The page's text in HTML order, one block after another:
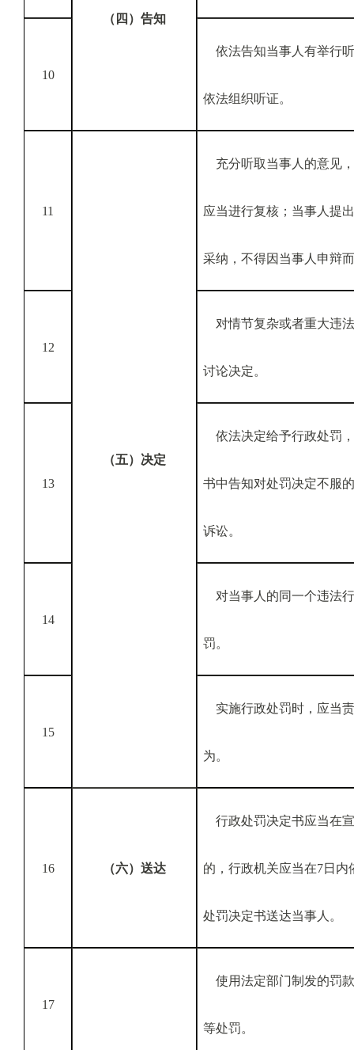
（四）告知
10
依法告知当事人有举行
依法组织听证。
11
（五）决定
充分听取当事人的意见
应当进行复核；当事人提
采纳，不得因当事人申辩
12
对情节复杂或者重大违
讨论决定。
13
依法决定给予行政处罚
书中告知对处罚决定不服
诉讼。
14
对当事人的同一个违法
罚。
15
实施行政处罚时，应当
为。
16 （六）送达
行政处罚决定书应当在
的，行政机关应当在7日
处罚决定书送达当事人。
17
使用法定部门制发的罚
等处罚。